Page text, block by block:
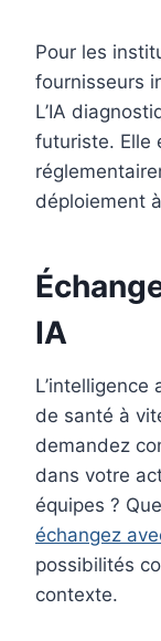
Pour les
fournisseurs
L’IA
futuriste. Elle
déploiement
IA
de santé à
demandez
dans votre
équipes ?
échangez
possibilités
contexte.